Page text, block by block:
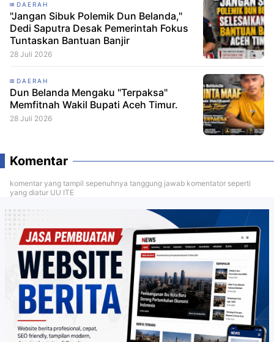
DAERAH
"Jangan Sibuk Polemik Dun Belanda,"
Dedi Saputra Desak Pemerintah Fokus
Tuntaskan Bantuan Banjir
28 Juli 2026
DAERAH
Dun Belanda Mengaku "Terpaksa"
Memfitnah Wakil Bupati Aceh Timur.
28 Juli 2026
Komentar
komentar yang tampil sepenuhnya tanggung jawab komentator seperti
yang diatur UU ITE